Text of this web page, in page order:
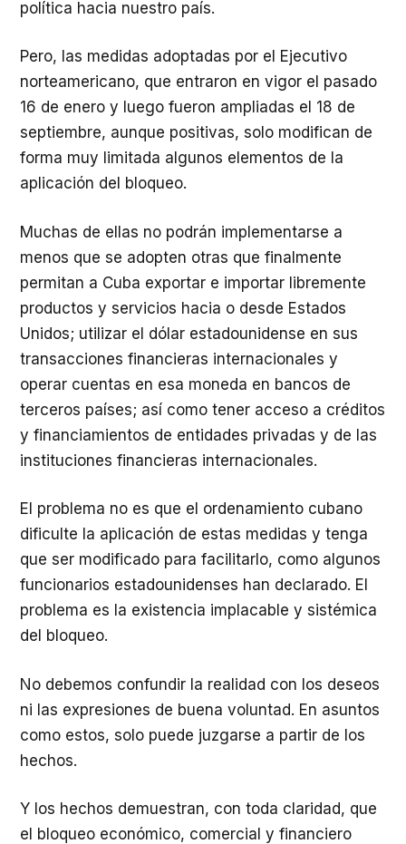
política hacia nuestro país.
Pero, las medidas adoptadas por el Ejecutivo
norteamericano, que entraron en vigor el pasado
16 de enero y luego fueron ampliadas el 18 de
septiembre, aunque positivas, solo modifican de
forma muy limitada algunos elementos de la
aplicación del bloqueo.
Muchas de ellas no podrán implementarse a
menos que se adopten otras que finalmente
permitan a Cuba exportar e importar libremente
productos y servicios hacia o desde Estados
Unidos; utilizar el dólar estadounidense en sus
transacciones financieras internacionales y
operar cuentas en esa moneda en bancos de
terceros países; así como tener acceso a créditos
y financiamientos de entidades privadas y de las
instituciones financieras internacionales.
El problema no es que el ordenamiento cubano
dificulte la aplicación de estas medidas y tenga
que ser modificado para facilitarlo, como algunos
funcionarios estadounidenses han declarado. El
problema es la existencia implacable y sistémica
del bloqueo.
No debemos confundir la realidad con los deseos
ni las expresiones de buena voluntad. En asuntos
como estos, solo puede juzgarse a partir de los
hechos.
Y los hechos demuestran, con toda claridad, que
el bloqueo económico, comercial y financiero